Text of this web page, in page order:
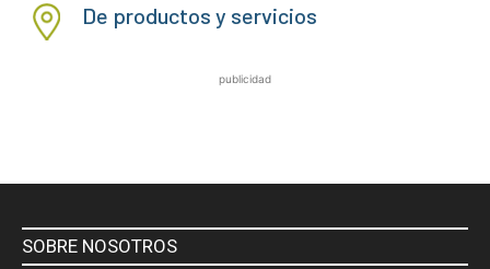
De productos y servicios
publicidad
SOBRE NOSOTROS